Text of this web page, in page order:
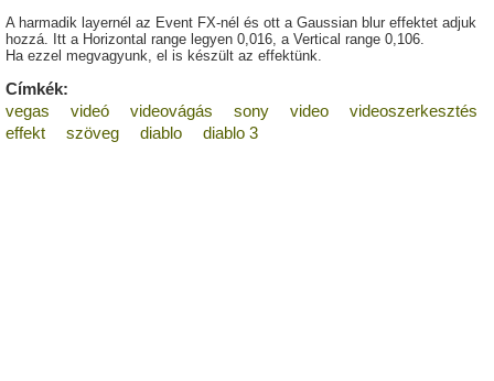
A harmadik layernél az Event FX-nél és ott a Gaussian blur effektet adjuk
hozzá. Itt a Horizontal range legyen 0,016, a Vertical range 0,106.
Ha ezzel megvagyunk, el is készült az effektünk.
Címkék:
vegas
videó videovágás sony video
videoszerkesztés
effekt
szöveg diablo diablo 3